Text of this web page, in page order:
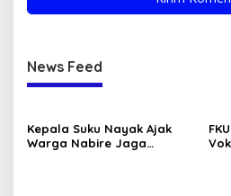
News Feed
Kepala Suku Nayak Ajak
Warga Nabire Jaga